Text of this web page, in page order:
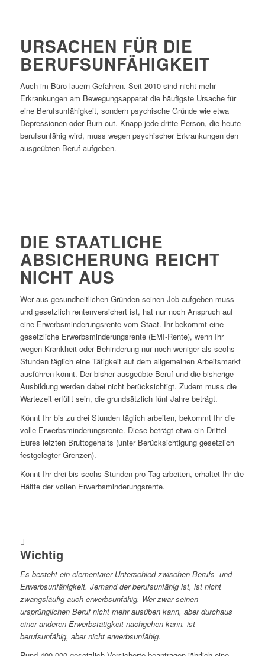
URSACHEN FÜR DIE
BERUFSUNFÄHIGKEIT
Auch im Büro lauern Gefahren. Seit 2010 sind nicht mehr
Erkrankungen am Bewegungsapparat die häufigste Ursache für
eine Berufsunfähigkeit, sondern psychische Gründe wie etwa
Depressionen oder Burn-out. Knapp jede dritte Person, die heute
berufsunfähig wird, muss wegen psychischer Erkrankungen den
ausgeübten Beruf aufgeben.
DIE STAATLICHE
ABSICHERUNG REICHT
NICHT AUS
Wer aus gesundheitlichen Gründen seinen Job aufgeben muss
und gesetzlich rentenversichert ist, hat nur noch Anspruch auf
eine Erwerbsminderungsrente vom Staat. Ihr bekommt eine
gesetzliche Erwerbsminderungsrente (EMI-Rente), wenn Ihr
wegen Krankheit oder Behinderung nur noch weniger als sechs
Stunden täglich eine Tätigkeit auf dem allgemeinen Arbeitsmarkt
ausführen könnt. Der bisher ausgeübte Beruf und die bisherige
Ausbildung werden dabei nicht berücksichtigt. Zudem muss die
Wartezeit erfüllt sein, die grundsätzlich fünf Jahre beträgt.
Könnt Ihr bis zu drei Stunden täglich arbeiten, bekommt Ihr die
volle Erwerbsminderungsrente. Diese beträgt etwa ein Drittel
Eures letzten Bruttogehalts (unter Berücksichtigung gesetzlich
festgelegter Grenzen).
Könnt Ihr drei bis sechs Stunden pro Tag arbeiten, erhaltet Ihr die
Hälfte der vollen Erwerbsminderungsrente.
Wichtig
Es besteht ein elementarer Unterschied zwischen Berufs- und
Erwerbsunfähigkeit. Jemand der berufsunfähig ist, ist nicht
zwangsläufig auch erwerbsunfähig. Wer zwar seinen
ursprünglichen Beruf nicht mehr ausüben kann, aber durchaus
einer anderen Erwerbstätigkeit nachgehen kann, ist
berufsunfähig, aber nicht erwerbsunfähig.